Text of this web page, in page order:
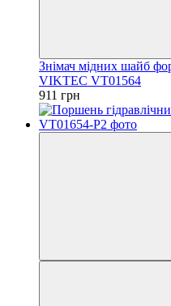
Знімач мідних шайб
VIKTEC VT01564
911 грн